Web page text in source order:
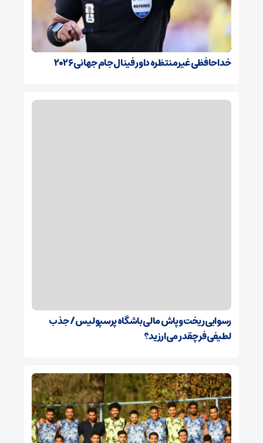
خداحافظی غیرمنتظره داور فینال جام جهانی ۲۰۲۶
رسوایی ریخت‌وپاش مالی باشگاه پرسپولیس/ جذب
لطیفی‌فر چقدر می‌ارزید؟